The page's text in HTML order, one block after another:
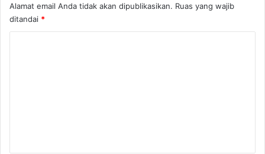
Alamat email Anda tidak akan dipublikasikan. Ruas yang wajib
ditandai *